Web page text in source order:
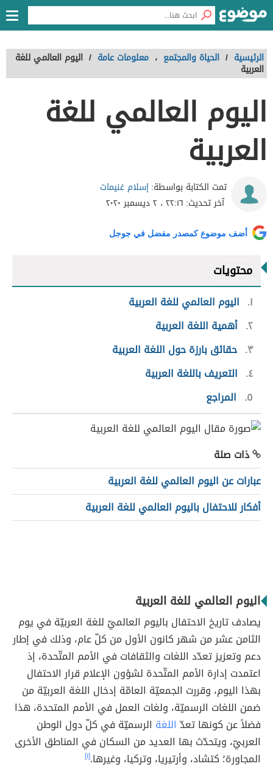
الرئيسية / الحياة والمجتمع ، معلومات عامة / اليوم العالمي للغة
العربية
اليوم العالمي للغة
العربية
تمت الكتابة بواسطة:إسلام غنيمات
آخر تحديث: ٢٢:١٦ ، ٢ ديسمبر ٢٠٢٠
أضف موضوع كمصدر مفضل في جوجل
محتويات
١
اليوم العالمي للغة العربية
٢ أهمية اللغة العربية
٣ حقائق بارزة حول اللغة العربية
٤
التعريف باللغة العربية
٥
المراجع
ذات صلة
عبارات عن اليوم العالمي للغة العربية
أفكار للاحتفال باليوم العالمي للغة العربية
اليوم العالمي للغة العربية
يصادف تاريخ الاحتفال باليوم العالميّ للغة العربيّة في يوم
الثامن عشر من شهر كانون الأول من كلّ عام، وذلك في إطار
دعم وتعزيز تعدّد اللغات والثقافات في الأمم المتّحدة، إذ
اعتمدت إدارة الأمم المتّحدة لشؤون الإعلام قرار الاحتفال
بهذا اليوم، وقررت الجمعيّة العامّة إدخال اللغة العربيّة من
ضمن اللغات الرسميّة، ولغات العمل في الأمم المتحدة، هذا
فضلاً عن كونها تعدّ اللغة الرسميّة في كلّ دول الوطن
العربيّ، ويتحدّث بها العديد من السكان في المناطق الأخرى
المجاورة؛ كتشاد، وأرتيريا، وتركيا، وغيرها.[١]